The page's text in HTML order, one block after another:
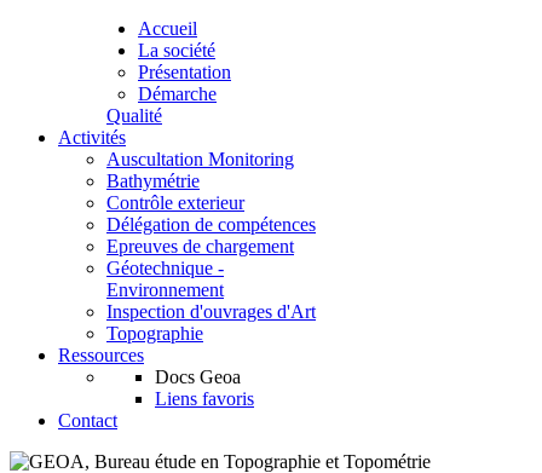
Accueil
La société
Présentation
Démarche
Qualité
Activités
Auscultation Monitoring
Bathymétrie
Contrôle exterieur
Délégation de compétences
Epreuves de chargement
Géotechnique -
Environnement
Inspection d'ouvrages d'Art
Topographie
Ressources
Docs Geoa
Liens favoris
Contact